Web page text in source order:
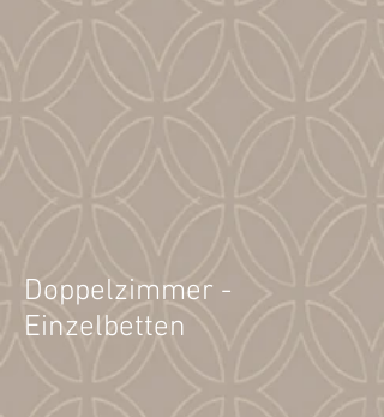
Doppelzimmer -
Einzelbetten